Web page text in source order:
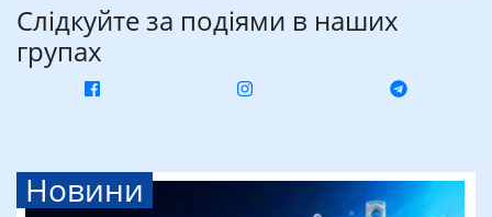
Слідкуйте за подіями в наших
групах
Новини